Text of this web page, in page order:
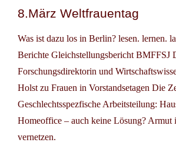
8.März Weltfrauentag
Was ist dazu los in Berlin? lesen. lernen.
Berichte Gleichstellungsbericht BMFFSJ
Forschungsdirektorin und
Holst zu Frauen in Vorstandsetagen Die
Geschlechtsspezfische Arbeitsteilung:
Homeoffice – auch keine Lösung? Armut
vernetzen.